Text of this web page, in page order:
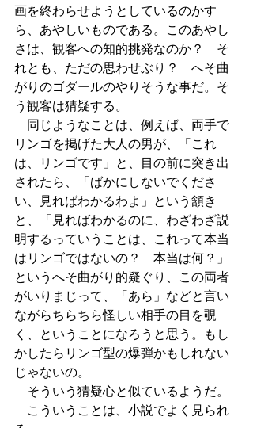
画を終わらせようとしているのかす
ら、あやしいものである。このあやし
さは、観客への知的挑発なのか？　そ
れとも、ただの思わせぶり？　へそ曲
がりのゴダールのやりそうな事だ。そ
う観客は猜疑する。
同じようなことは、例えば、両手で
リンゴを掲げた大人の男が、「これ
は、リンゴです」と、目の前に突き出
されたら、「ばかにしないでくださ
い、見ればわかるわよ」という頷き
と、「見ればわかるのに、わざわざ説
明するっていうことは、これって本当
はリンゴではないの？　本当は何？」
というへそ曲がり的疑ぐり、この両者
がいりまじって、「あら」などと言い
ながらちらちら怪しい相手の目を覗
く、ということになろうと思う。もし
かしたらリンゴ型の爆弾かもしれない
じゃないの。
そういう猜疑心と似ているようだ。
こういうことは、小説でよく見られ